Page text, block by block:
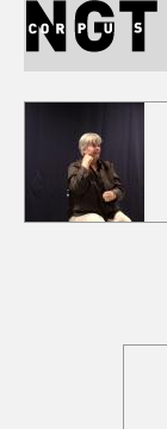
Jump
navigation